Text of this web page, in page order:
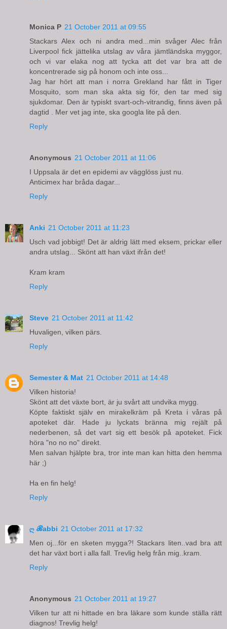
Monica P 21 October 2011 at 09:55
Stackars Alex och ni andra med...min svåger Alec från
Liverpool fick jättelika utslag av våra jämtländska myggor,
och vi var elaka nog att tycka att det var bra att de
koncentrerade sig på honom och inte oss...
Jag har hört att man i norra Grekland har fått in Tiger
Mosquito, som man ska akta sig för, den tar med sig
sjukdomar. Den är typiskt svart-och-vitrandig, finns även på
dagtid . Mer vet jag inte, ska googla lite på den.
Reply
Anonymous 21 October 2011 at 11:06
I Uppsala är det en epidemi av vägglöss just nu.
Anticimex har bråda dagar...
Reply
Anki 21 October 2011 at 11:23
Usch vad jobbigt! Det är aldrig lätt med eksem, prickar eller
andra utslag... Skönt att han växt ifrån det!
Kram kram
Reply
Steve 21 October 2011 at 11:42
Huvaligen, vilken pärs.
Reply
Semester & Mat 21 October 2011 at 14:48
Vilken historia!
Skönt att det växte bort, är ju svårt att undvika mygg.
Köpte faktiskt själv en mirakelkräm på Kreta i våras på
apoteket där. Hade ju lyckats bränna mig rejält på
nederbenen, så det vart sig ett besök på apoteket. Fick
höra "no no no" direkt.
Men salvan hjälpte bra, tror inte man kan hitta den hemma
här ;)
Ha en fin helg!
Reply
ღ ℬabbi 21 October 2011 at 17:32
Men oj...för en sketen mygga?! Stackars liten..vad bra att
det har växt bort i alla fall. Trevlig helg från mig..kram.
Reply
Anonymous 21 October 2011 at 19:27
Vilken tur att ni hittade en bra läkare som kunde ställa rätt
diagnos! Trevlig helg!